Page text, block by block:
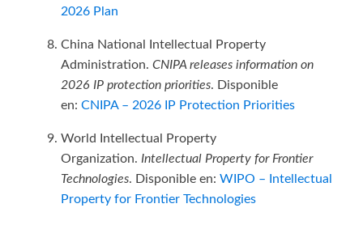
2026 Plan
China National Intellectual Property
Administration. CNIPA releases information on
2026 IP protection priorities. Disponible
en: CNIPA – 2026 IP Protection Priorities
World Intellectual Property
Organization. Intellectual Property for Frontier
Technologies. Disponible en: WIPO – Intellectual
Property for Frontier Technologies